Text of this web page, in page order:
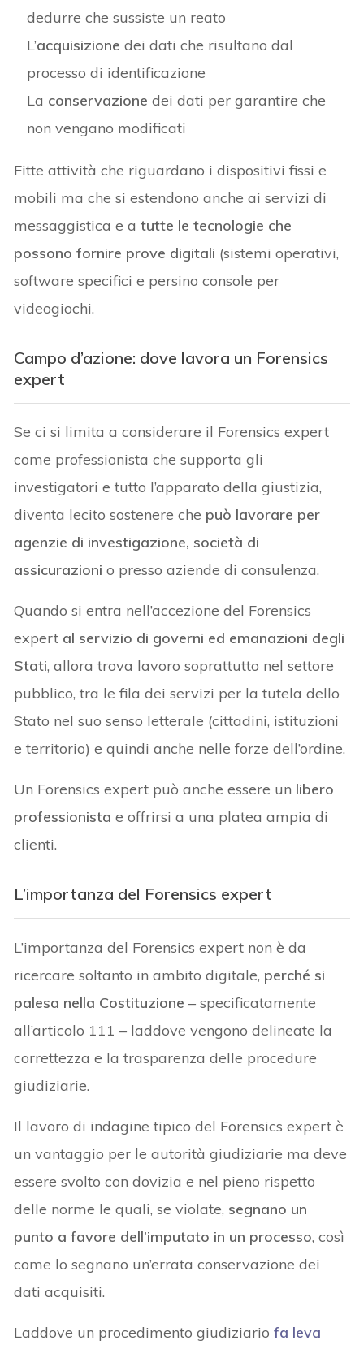
dedurre che sussiste un reato
L’acquisizionedei dati che risultano dal
processo di identificazione
La conservazionedei dati per garantire che
non vengano modificati
Fitte attività che riguardano i dispositivi fissi e
mobili ma che si estendono anche ai servizi di
messaggistica e atutte le tecnologie che
possono fornire prove digitali (sistemi operativi,
software specifici e persino console per
videogiochi.
Campo d’azione: dove lavora un Forensics
expert
Se ci si limita a considerare il Forensics expert
come professionista che supporta gli
investigatori e tutto l’apparato della giustizia,
diventa lecito sostenere che può lavorare per
agenzie di investigazione, società di
assicurazioni o presso aziende di consulenza.
Quando si entra nell’accezione del Forensics
expert al servizio di governi ed emanazioni degli
Stati, allora trova lavoro soprattutto nel settore
pubblico, tra le fila dei servizi per la tutela dello
Stato nel suo senso letterale (cittadini, istituzioni
e territorio) e quindi anche nelle forze dell’ordine.
Un Forensics expert può anche essere un libero
professionista e offrirsi a una platea ampia di
clienti.
L’importanza del Forensics expert
L’importanza del Forensics expert non è da
ricercare soltanto in ambito digitale, perché si
palesa nella Costituzione – specificatamente
all’articolo 111 – laddove vengono delineate la
correttezza e la trasparenza delle procedure
giudiziarie.
Il lavoro di indagine tipico del Forensics expert è
un vantaggio per le autorità giudiziarie ma deve
essere svolto con dovizia e nel pieno rispetto
delle norme le quali, se violate, segnano un
punto a favore dell’imputato in un processo, così
come lo segnano un’errata conservazione dei
dati acquisiti.
Laddove un procedimento giudiziariofa leva